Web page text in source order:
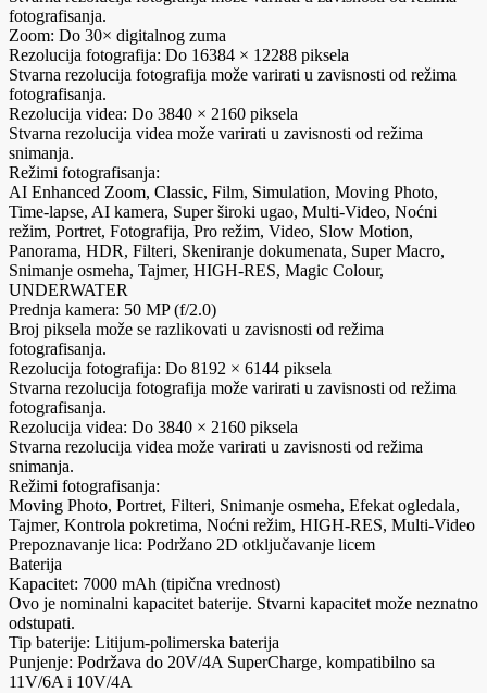
fotografisanja.
Zoom: Do 30× digitalnog zuma
Rezolucija fotografija: Do 16384 × 12288 piksela
Stvarna rezolucija fotografija može varirati u zavisnosti od režima
fotografisanja.
Rezolucija videa: Do 3840 × 2160 piksela
Stvarna rezolucija videa može varirati u zavisnosti od režima
snimanja.
Režimi fotografisanja:
AI Enhanced Zoom, Classic, Film, Simulation, Moving Photo,
Time-lapse, AI kamera, Super široki ugao, Multi-Video, Noćni
režim, Portret, Fotografija, Pro režim, Video, Slow Motion,
Panorama, HDR, Filteri, Skeniranje dokumenata, Super Macro,
Snimanje osmeha, Tajmer, HIGH-RES, Magic Colour,
UNDERWATER
Prednja kamera: 50 MP (f/2.0)
Broj piksela može se razlikovati u zavisnosti od režima
fotografisanja.
Rezolucija fotografija: Do 8192 × 6144 piksela
Stvarna rezolucija fotografija može varirati u zavisnosti od režima
fotografisanja.
Rezolucija videa: Do 3840 × 2160 piksela
Stvarna rezolucija videa može varirati u zavisnosti od režima
snimanja.
Režimi fotografisanja:
Moving Photo, Portret, Filteri, Snimanje osmeha, Efekat ogledala,
Tajmer, Kontrola pokretima, Noćni režim, HIGH-RES, Multi-Video
Prepoznavanje lica: Podržano 2D otključavanje licem
Baterija
Kapacitet: 7000 mAh (tipična vrednost)
Ovo je nominalni kapacitet baterije. Stvarni kapacitet može neznatno
odstupati.
Tip baterije: Litijum-polimerska baterija
Punjenje: Podržava do 20V/4A SuperCharge, kompatibilno sa
11V/6A i 10V/4A